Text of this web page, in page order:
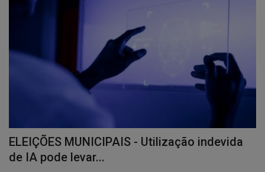
ELEIÇÕES MUNICIPAIS - Utilização indevida
de IA pode levar...